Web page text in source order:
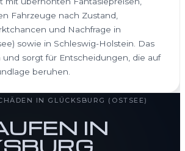
Fahrzeuge nach Zustand,
und Nachfrage in
sowie in Schleswig-Holstein. Das
und sorgt für Entscheidungen, die auf
beruhen.
IN GLÜCKSBURG (OSTSEE)
IN